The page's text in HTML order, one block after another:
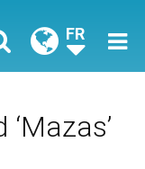
FR